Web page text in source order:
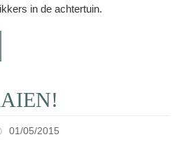
in de achtertuin.
01/05/2015